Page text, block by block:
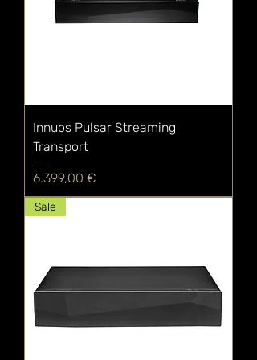
Innuos Pulsar Streaming
Transport
Preis
6.399,00 €
Sale